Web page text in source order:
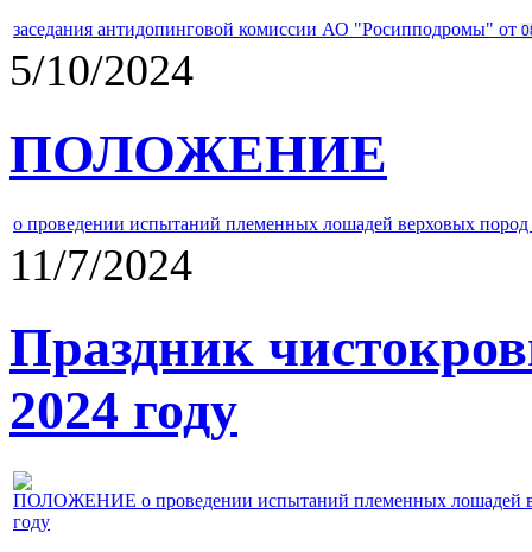
заседания антидопинговой комиссии АО "Росипподромы" от
5/10/2024
ПОЛОЖЕНИЕ
о проведении испытаний племенных лошадей верховых
11/7/2024
Праздник
2024 году
ПОЛОЖЕНИЕ о проведении испытаний племенных лошадей
году